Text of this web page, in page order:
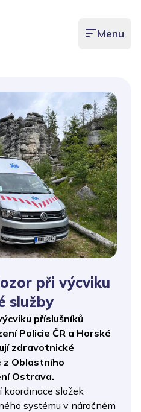
Otevřít
Menu
při výcviku
služby
příslušníků
Policie ČR a Horské
zdravotnické
z Oblastního
Ostrava.
koordinace složek
systému v náročném